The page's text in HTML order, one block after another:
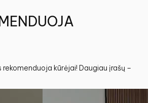
kūrėjai! Daugiau įrašų –